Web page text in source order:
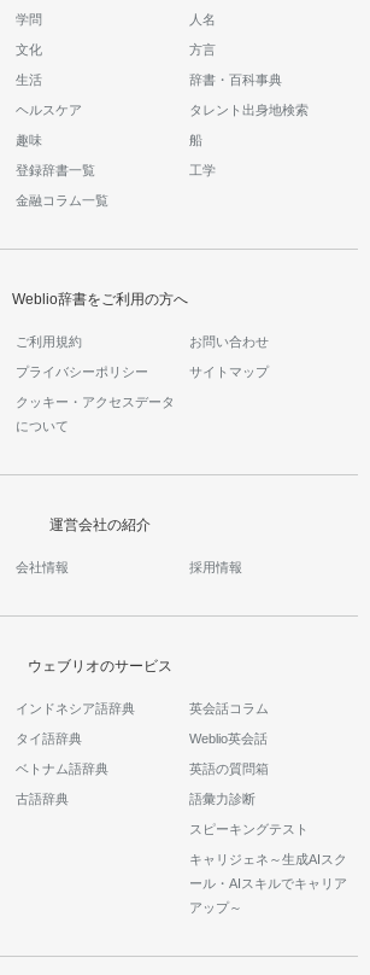
学問 人名
文化 方言
生活 辞書・百科事典
ヘルスケア タレント出身地検索
趣味 船
登録辞書一覧 工学
金融コラム一覧
Weblio辞書をご利用の方へ
ご利用規約 お問い合わせ
プライバシーポリシー サイトマップ
クッキー・アクセスデータ
について
運営会社の紹介
会社情報 採用情報
ウェブリオのサービス
インドネシア語辞典
タイ語辞典
ベトナム語辞典
古語辞典
英会話コラム
Weblio英会話
英語の質問箱
語彙力診断
スピーキングテスト
キャリジェネ～生成AIスク
ール・AIスキルでキャリア
アップ～